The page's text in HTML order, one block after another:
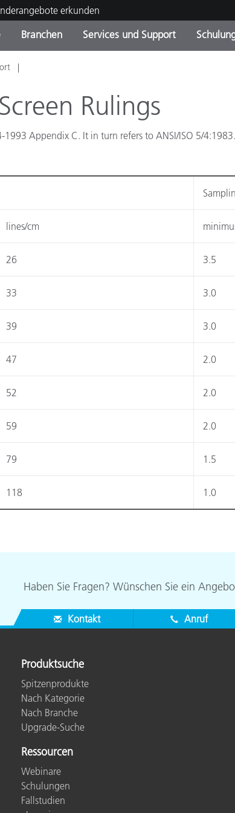
erkunden
Laufende
Online Store
Branchen
und Lacke
Biowissenschaften
Gebrauchsgüter
Services und Support
und Wartung
Weitere
Rulings
Appendix C. It in turn refers to ANSI/ISO 5/4:1983.
lines/cm
26 3.5
33 3.0
39 3.0
47 2.0
52 2.0
59 2.0
79 1.5
118 1.0
Haben Sie Fragen? Wünschen Sie ein
Kontakt Anruf
Produktsuche
Spitzenprodukte
Nach Kategorie
Nach Branche
Upgrade-Suche
Ressourcen
Webinare
Schulungen
Fallstudien